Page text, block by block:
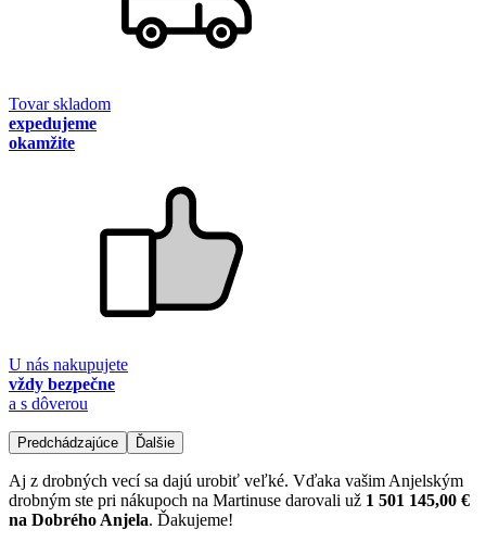
Tovar skladom
expedujeme
okamžite
U nás nakupujete
vždy bezpečne
a s dôverou
Predchádzajúce Ďalšie
Aj z drobných vecí sa dajú urobiť veľké. Vďaka vašim Anjelským
drobným ste pri nákupoch na Martinuse darovali už 1 501 145,00 €
na Dobrého Anjela. Ďakujeme!